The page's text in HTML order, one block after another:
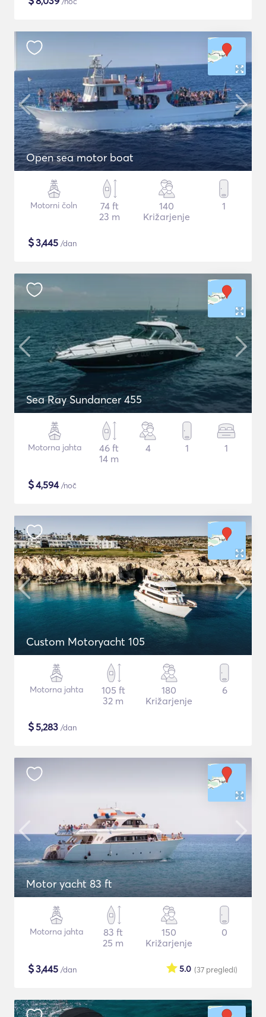
Open sea motor boat
Motorni čoln
74 ft
23 m
140
Križarjenje
1
$3,445 /dan
Sea Ray Sundancer 455
Motorna jahta
46 ft
14 m
4 1 1
$4,594/noč
Custom Motoryacht 105
Motorna jahta
105 ft
32 m
180
Križarjenje
6
$5,283 /dan
Motor yacht 83 ft
Motorna jahta
83 ft
25 m
150
Križarjenje
0
$3,445 /dan (37 pregledi)
5.0